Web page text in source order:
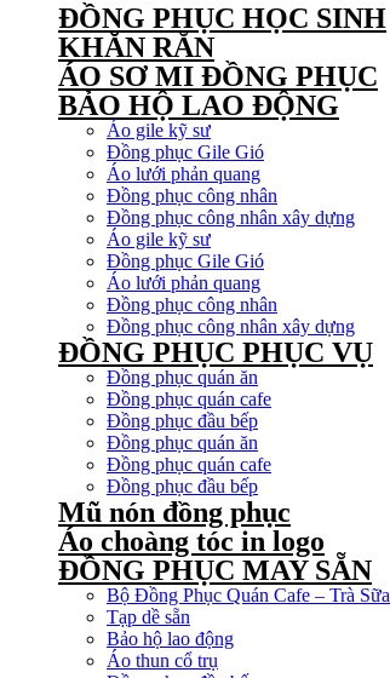
ĐỒNG PHỤC HỌC SINH
KHĂN RẰN
ÁO SƠ MI ĐỒNG PHỤC
BẢO HỘ LAO ĐỘNG
Áo gile kỹ sư
Đồng phục Gile Gió
Áo lưới phản quang
Đồng phục công nhân
Đồng phục công nhân xây dựng
Áo gile kỹ sư
Đồng phục Gile Gió
Áo lưới phản quang
Đồng phục công nhân
Đồng phục công nhân xây dựng
ĐỒNG PHỤC PHỤC VỤ
Đồng phục quán ăn
Đồng phục quán cafe
Đồng phục đầu bếp
Đồng phục quán ăn
Đồng phục quán cafe
Đồng phục đầu bếp
Mũ nón đồng phục
Áo choàng tóc in logo
ĐỒNG PHỤC MAY SẴN
Bộ Đồng Phục Quán Cafe – Trà Sữa
Tạp dề sẵn
Bảo hộ lao động
Áo thun cổ trụ